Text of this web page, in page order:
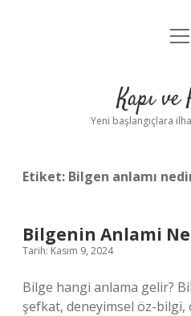
Yasal
Kapı ve
Yeni başlangıçlara
Etiket: Bilgen anlamı
Bilgenin Anlami
Tarih: Kasım 9, 2024
Bilge hangi anlama gelir?
şefkat, deneyimsel öz-bilgi,